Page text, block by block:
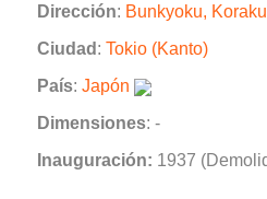
Dirección: Bunkyoku, Koraku
Ciudad : Tokio (Kanto)
País: Japón
Dimensiones: -
Inauguración: 1937